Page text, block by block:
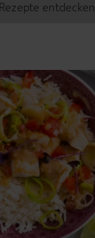
Rezepte entdecken